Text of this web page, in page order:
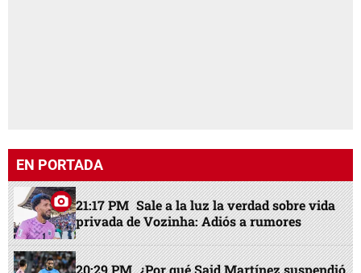
EN PORTADA
21:17 PM Sale a la luz la verdad sobre vida
privada de Vozinha: Adiós a rumores
20:29 PM ¿Por qué Said Martínez suspendió